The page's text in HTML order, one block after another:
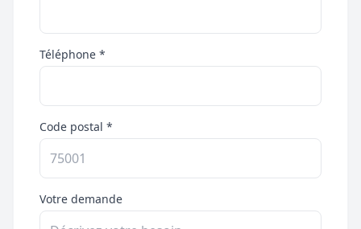
Téléphone *
Code postal *
Votre demande